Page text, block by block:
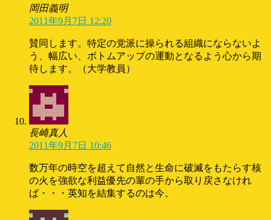
岡田義明
2011年9月7日 12:20
賛同します。特定の党派に操られる組織にならないよ
う、幅広い、ボトムアップの運動となるよう心から期
待します。（大学教員）
長崎真人
2011年9月7日 10:46
数万年の時空を超えて自然と生命に破滅をもたらす核
の火を強欲な利益優先の輩の手から取り戻さなけれ
ば・・・英知を結集するのは今。